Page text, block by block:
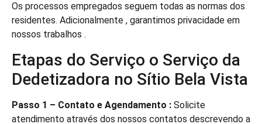
Os processos empregados seguem todas as normas dos
residentes. Adicionalmente , garantimos privacidade em
nossos trabalhos .
Etapas do Serviço o Serviço da
Dedetizadora no Sítio Bela Vista
Passo 1 – Contato e Agendamento : Solicite
atendimento através dos nossos contatos descrevendo a